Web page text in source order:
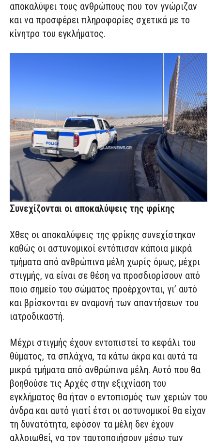
αποκαλύψει τους ανθρώπους που τον γνώριζαν
και να προσφέρει πληροφορίες σχετικά με το
κίνητρο του εγκλήματος.
Συνεχίζονται οι αποκαλύψεις της φρίκης
Χθες οι αποκαλύψεις της φρίκης συνεχίστηκαν
καθώς οι αστυνομικοί εντόπισαν κάποια μικρά
τμήματα από ανθρώπινα μέλη χωρίς όμως, μέχρι
στιγμής, να είναι σε θέση να προσδιορίσουν από
ποιο σημείο του σώματος προέρχονται, γι’ αυτό
και βρίσκονται εν αναμονή των απαντήσεων του
ιατροδικαστή.
Μέχρι στιγμής έχουν εντοπιστεί το κεφάλι του
θύματος, τα σπλάχνα, τα κάτω άκρα και αυτά τα
μικρά τμήματα από ανθρώπινα μέλη. Αυτό που θα
βοηθούσε τις Αρχές στην εξιχνίαση του
εγκλήματος θα ήταν ο εντοπισμός των χεριών του
άνδρα και αυτό γιατί έτσι οι αστυνομικοί θα είχαν
τη δυνατότητα, εφόσον τα μέλη δεν έχουν
αλλοιωθεί, να τον ταυτοποιήσουν μέσω των